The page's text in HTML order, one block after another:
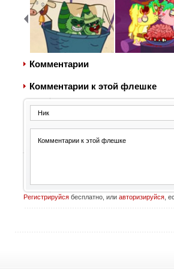
Комментарии
Комментарии к этой флешке
Регистрируйсябесплатно, или авторизируйся,